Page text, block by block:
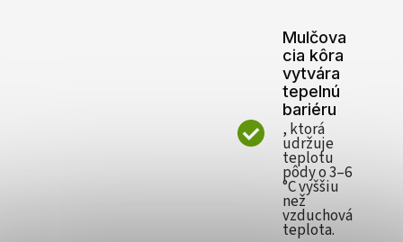
Mulčova
cia kôra
vytvára
tepelnú
bariéru
, ktorá
udržuje
teplotu
pôdy o 3–6
°C vyššiu
než
vzduchová
teplota.